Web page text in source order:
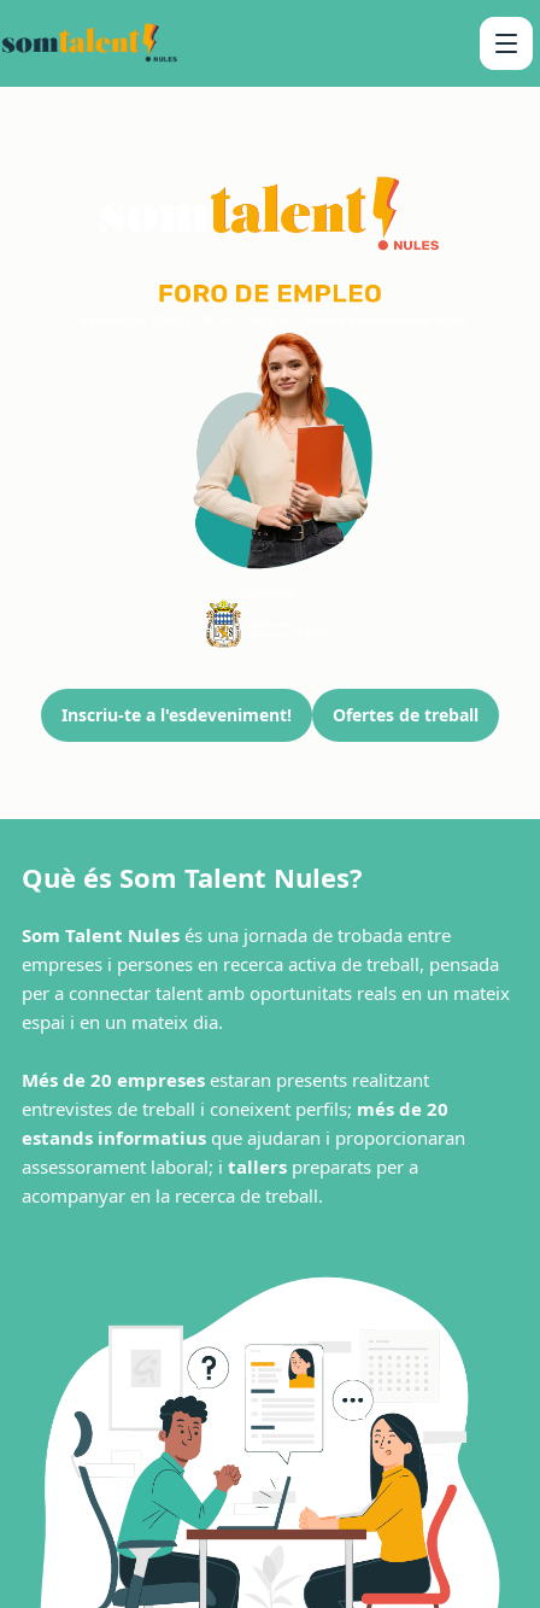
Inscriu-te a l'esdeveniment! Ofertes de treball
Què és Som Talent Nules?
Som Talent Nules és una jornada de trobada entre
empreses i persones en recerca activa de treball, pensada
per a connectar talent amb oportunitats reals en un mateix
espai i en un mateix dia.
Més de 20 empreses estaran presents realitzant
entrevistes de treball i coneixent perfils; més de 20
estands informatius que ajudaran i proporcionaran
assessorament laboral; i tallers preparats per a
acompanyar en la recerca de treball.